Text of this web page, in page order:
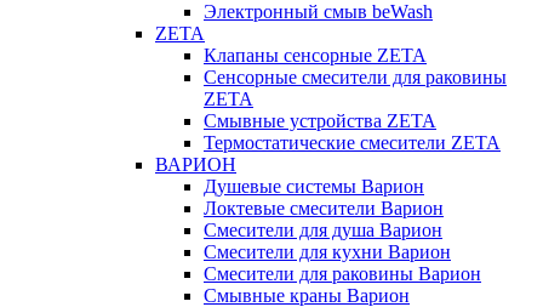
Электронный смыв beWash
ZETA
Клапаны сенсорные ZETA
Сенсорные смесители для раковины
ZETA
Смывные устройства ZETA
Термостатические смесители ZETA
ВАРИОН
Душевые системы Варион
Локтевые смесители Варион
Смесители для душа Варион
Смесители для кухни Варион
Смесители для раковины Варион
Смывные краны Варион